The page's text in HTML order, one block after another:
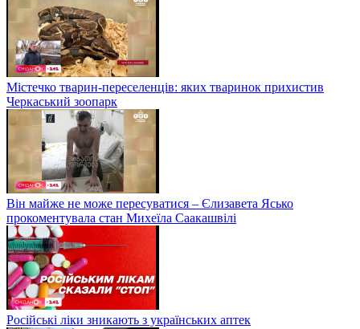
Містечко тварин-переселенців: яких тваринок прихистив
Черкаський зоопарк
Він майже не може пересуватися – Єлизавета Ясько
прокоментувала стан Михеїла Саакашвілі
Російські ліки зникають з українських аптек